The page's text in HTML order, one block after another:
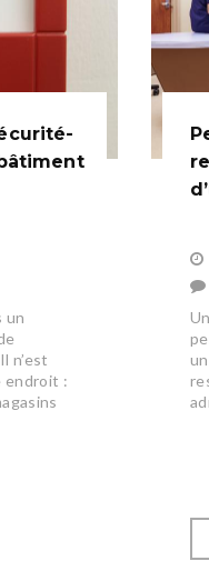
un
n’est
endroit :